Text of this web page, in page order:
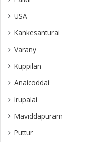
USA
Kankesanturai
Varany
Kuppilan
Anaicoddai
Irupalai
Maviddapuram
Puttur